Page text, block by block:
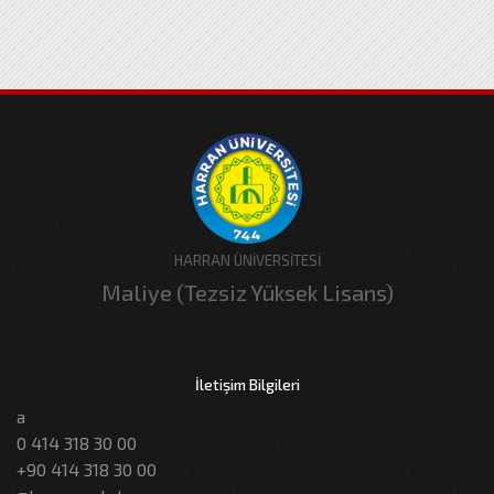
HARRAN ÜNİVERSİTESİ
Maliye (Tezsiz Yüksek Lisans)
İletişim Bilgileri
a
0 414 318 30 00
+90 414 318 30 00